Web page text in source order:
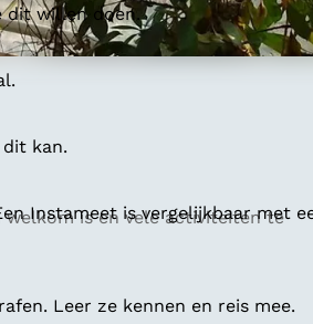
dit willen doen.
kan.
Instameet is vergelijkbaar met
Leer ze kennen en reis mee.
welkom is en vele activiteiten te